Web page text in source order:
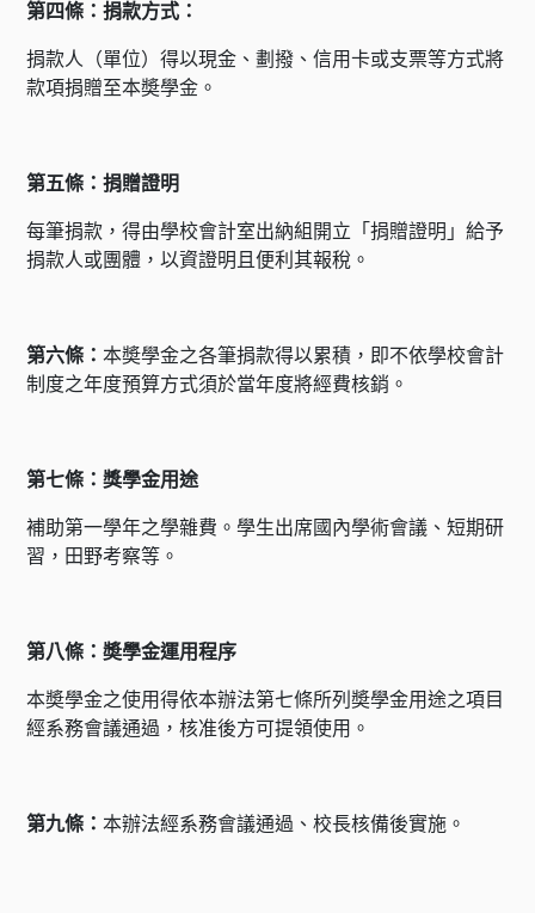
第四條：捐款方式：
捐款人（單位）得以現金、劃撥、信用卡或支票等方式將
款項捐贈至本奬學金。
第五條：捐贈證明
每筆捐款，得由學校會計室出納組開立「捐贈證明」給予
捐款人或團體，以資證明且便利其報稅。
第六條：本奬學金之各筆捐款得以累積，即不依學校會計
制度之年度預算方式須於當年度將經費核銷。
第七條：獎學金用途
補助第一學年之學雜費。學生出席國內學術會議、短期研
習，田野考察等。
第八條：奬學金運用程序
本奬學金之使用得依本辦法第七條所列奬學金用途之項目
經系務會議通過，核准後方可提領使用。
第九條：本辦法經系務會議通過、校長核備後實施。